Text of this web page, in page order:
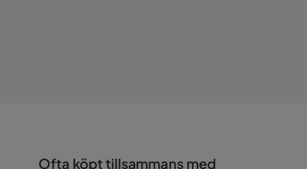
Ofta köpt tillsammans med